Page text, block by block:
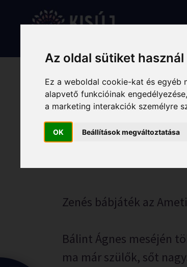
Az oldal sütiket használ
Ez a weboldal cookie-kat és egyéb
alapvető funkcióinak engedélyezése,
a marketing interakciók személyre
OK Beállítások megváltoztatása
RólunkHírek
Mazsola és
Zenés bábjáték az
Bálint Ágnes meséjén
ma már szülők, sőt